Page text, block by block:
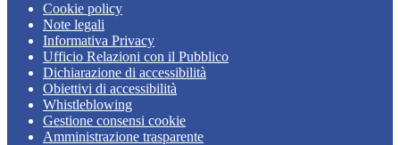
Cookie policy
Note legali
Informativa Privacy
Ufficio Relazioni con il Pubblico
Dichiarazione di accessibilità
Obiettivi di accessibilità
Whistleblowing
Gestione consensi cookie
Amministrazione trasparente